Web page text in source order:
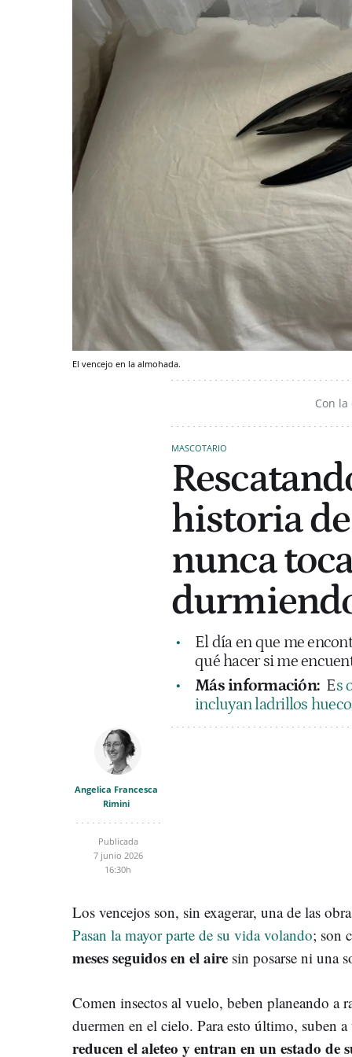
El vencejo en la almohada.
Con
MASCOTARIO
historia
nunca
El día en que me
qué hacer si me
Más información: Es
incluyan ladrillos
Angelica Francesca
Rimini
Publicada
7 junio 2026
16:30h
Los vencejos son, sin exagerar, una de las
Pasan la mayor parte de su vida volando; son
meses seguidos en el aire sin posarse ni una
Comen insectos al vuelo, beben planeando a
duermen en el cielo. Para esto último, suben
reducen el aleteo y entran en un estado de